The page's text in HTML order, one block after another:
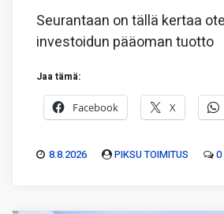
Seurantaan on tällä kertaa
investoidun pääoman tuotto
Jaa tämä:
Facebook X
8.8.2026 PIKSU TOIMITUS 0